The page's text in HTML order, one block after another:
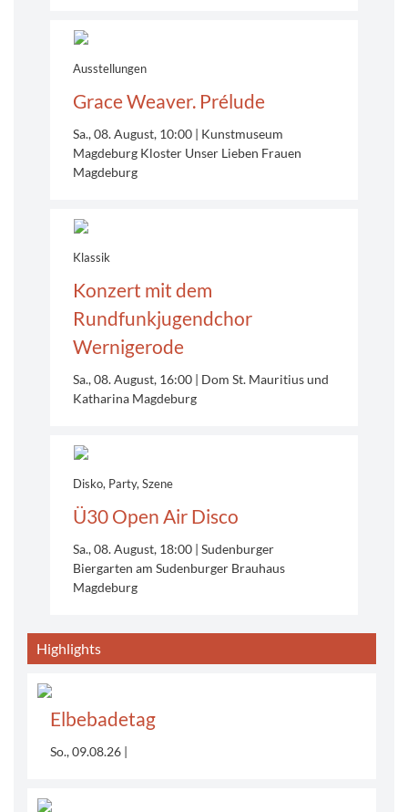
Ausstellungen
Grace Weaver. Prélude
Sa., 08. August, 10:00
Kunstmuseum
Magdeburg Kloster Unser Lieben Frauen
Magdeburg
Klassik
Konzert mit dem
Rundfunkjugendchor
Wernigerode
Sa., 08. August, 16:00
Dom St. Mauritius und
Katharina Magdeburg
Disko, Party, Szene
Ü30 Open Air Disco
Sa., 08. August, 18:00 Sudenburger
Biergarten am Sudenburger Brauhaus
Magdeburg
Highlights
Elbebadetag
So., 09.08.26